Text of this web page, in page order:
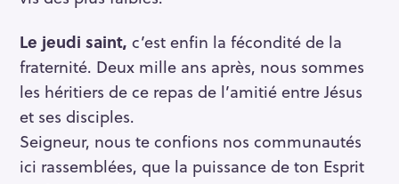
Le jeudi saint, c’est enfin la fécondité de la
fraternité. Deux mille ans après, nous sommes
les héritiers de ce repas de l’amitié entre Jésus
et ses disciples.
Seigneur, nous te confions nos communautés
ici rassemblées, que la puissance de ton Esprit